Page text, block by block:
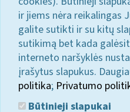
ir jiems nėra reikalingas
galite sutikti ir su kitų
sutikimą bet kada
interneto naršyklės
įrašytus slapukus.
politika; Privatumo
Būtinieji slapukai